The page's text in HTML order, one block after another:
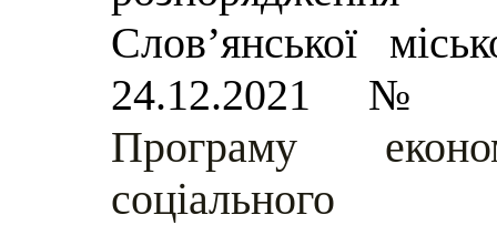
Слов’янської
24.12.2021 №
Програму
соціального